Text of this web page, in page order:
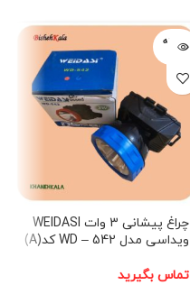
فروخته
شده
چراغ پیشانی 3 وات WEIDASI
ویداسی مدل WD – 542 کد(A)
تماس بگیرید